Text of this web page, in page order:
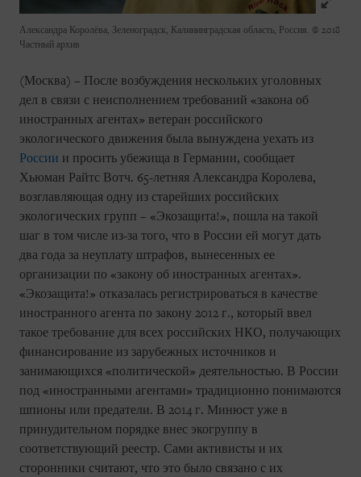
Александра Королёва, Зеленоградск, Калининградская область, Россия. © 2018
Частный архив
(Москва) – После возбуждения нескольких уголовных
дел в связи с неисполнением требований «закона об
иностранных агентах» ветеран российского
экологического движения была вынуждена уехать из
России и просить убежища в Германии, сообщает
Хьюман Райтс Вотч. 65-летняя Александра Королева,
возглавляющая одну из старейших российских
экологических групп – «Экозащита!», пошла на такой
шаг в том числе из-за того, что в России ей могут дать
два года за неуплату штрафов, вынесенных ее
организации по «закону об иностранных агентах».
«Экозащита!» отказалась регистрироваться в качестве
иностранного агента по закону 2012 г., который ввел
такое требование для всех российских НКО, получающих
финансирование из зарубежных источников и
занимающихся «политической» деятельностью. В России
под «иностранными агентами» традиционно понимаются
шпионы или предатели. В 2014 г. Минюст уже в
принудительном порядке внес экогруппу в
соответствующий реестр. Сами активисты и их
сторонники считают, что это было связано с их